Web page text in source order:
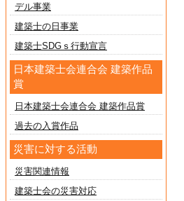
デル事業
建築士の日事業
建築士SDGｓ行動宣言
日本建築士会連合会 建築作品
賞
日本建築士会連合会 建築作品賞
過去の入賞作品
災害に対する活動
災害関連情報
建築士会の災害対応